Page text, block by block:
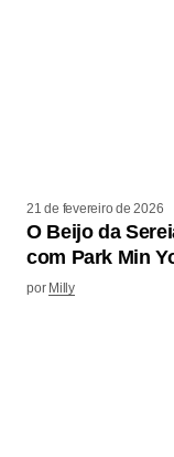
21 de fevereiro de 2026
O Beijo da
com Park Min
por Milly